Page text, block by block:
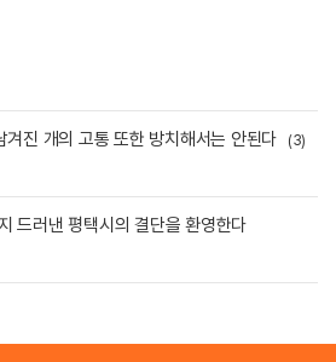
진 개의 고통 또한 방치해서는 안된다 (3)
드러낸 평택시의 결단을 환영한다